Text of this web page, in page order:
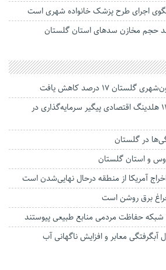
اجرای طرح پزشک خانواده شهری است
۱۷ درصد کاهش یافت
استاندار: بابک زنجانی با ۱۱ هلدینگ اقتصادی پیگیر سرمایه‌گذاری در
و استان گلستان
آمریکا از منطقه درحال نهایی‌شدن است
برق روشن است
معابر و افزایش ناگهانی آب